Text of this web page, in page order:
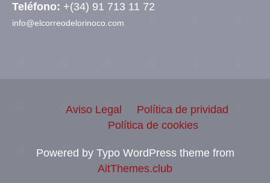
Teléfono: +(34) 91 713 11 72
info@elcorreodelorinoco.com
Aviso Legal
Política de prividad
Política de cookies
Powered by Typo WordPress theme from
AitThemes.club